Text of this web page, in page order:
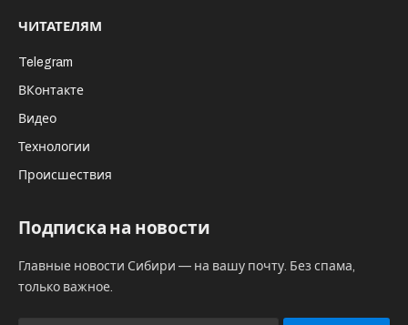
ЧИТАТЕЛЯМ
Telegram
ВКонтакте
Видео
Технологии
Происшествия
Подписка на новости
Главные новости Сибири — на вашу почту. Без спама,
только важное.